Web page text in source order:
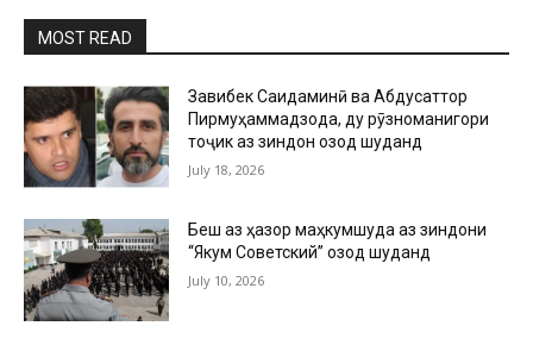
MOST READ
Завқибек Саидаминӣ ва Абдусаттор
Пирмуҳаммадзода, ду рӯзноманигори
тоҷик аз зиндон озод шуданд
July 18, 2026
Беш аз ҳазор маҳкумшуда аз зиндони
“Якум Советский” озод шуданд
July 10, 2026